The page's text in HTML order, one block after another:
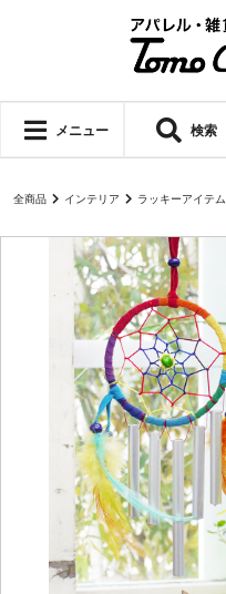
メニュー 検索
全商品 インテリア ラッキーアイテム